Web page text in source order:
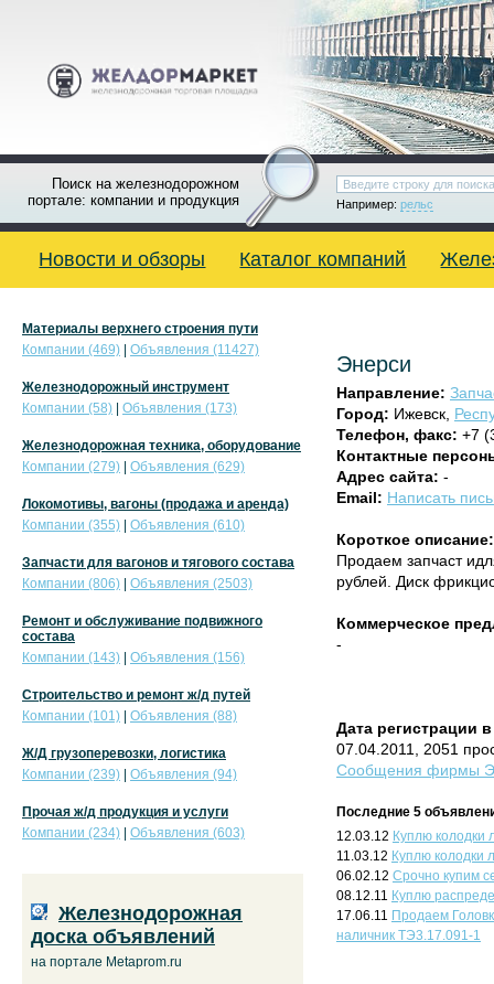
Поиск на железнодорожном
портале: компании и продукция
Например: рельс
Новости и обзоры Каталог компаний
Энерси
Направление:
Город: Ижевск,
Телефон, факс: +7
Контактные
Адрес сайта: -
Email: Написать
Короткое описание:
Продаем запчаст
рублей. Диск
Коммерческое
-
Дата регистрации в
07.04.2011, 2051
Сообщения фирмы
Последние 5
12.03.12 Куплю колодки
11.03.12 Куплю колодки
06.02.12 Срочно купим
08.12.11 Куплю
17.06.11 Продаем
наличник ТЭ3.17.091-1
Материалы верхнего строения пути
Компании (469)
Объявления (11427)
Железнодорожный инструмент
Компании (58)
Объявления (173)
Железнодорожная техника, оборудование
Компании (279)
Объявления (629)
Локомотивы, вагоны (продажа и аренда)
Компании (355)
Объявления (610)
Запчасти для вагонов и тягового состава
Компании (806)
Объявления (2503)
Ремонт и обслуживание подвижного
состава
Компании (143)
Объявления (156)
Строительство и ремонт ж/д путей
Компании (101)
Объявления (88)
Ж/Д грузоперевозки, логистика
Компании (239)
Объявления (94)
Прочая ж/д продукция и услуги
Компании (234)
Объявления (603)
Железнодорожная
доска объявлений
на портале Metaprom.ru